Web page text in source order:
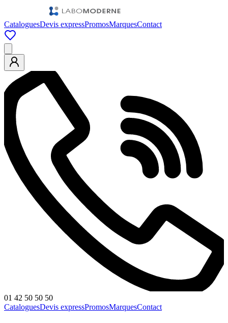
CataloguesDevis expressPromosMarquesContact
01 42 50 50 50
CataloguesDevis expressPromosMarquesContact